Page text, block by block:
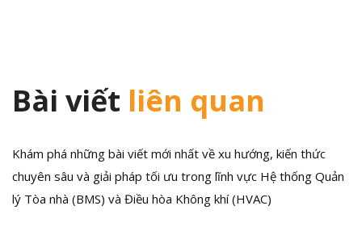
Bài viết liên quan
Khám phá những bài viết mới nhất về xu hướng, kiến thức
chuyên sâu và giải pháp tối ưu trong lĩnh vực Hệ thống Quản
lý Tòa nhà (BMS) và Điều hòa Không khí (HVAC)